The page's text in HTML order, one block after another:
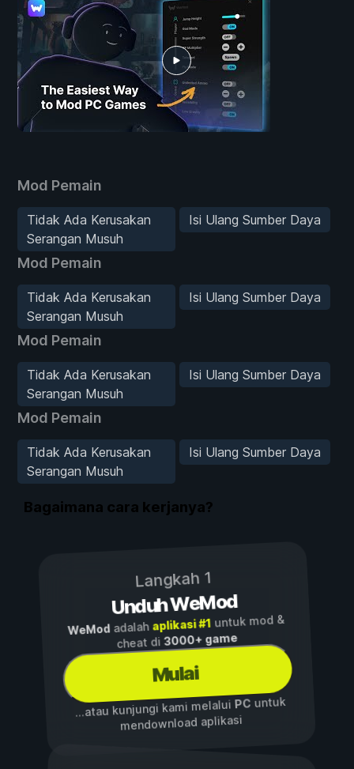
Mod Pemain
Tidak Ada Kerusakan
Serangan Musuh
Isi Ulang Sumber Daya
Mod Pemain
Tidak Ada Kerusakan
Serangan Musuh
Isi Ulang Sumber Daya
Mod Pemain
Tidak Ada Kerusakan
Serangan Musuh
Isi Ulang Sumber Daya
Mod Pemain
Tidak Ada Kerusakan
Serangan Musuh
Isi Ulang Sumber Daya
Bagaimana cara kerjanya?
Langkah 1
Unduh WeMod
WeModadalah aplikasi #1untuk mod &
cheat di3000+ game
Mulai
...atau kunjungi kami melalui PCuntuk
mendownload aplikasi